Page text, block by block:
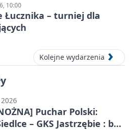
10:00
Łucznika – turniej dla
Kolejne wydarzenia
Puchar Polski:
– GKS Jastrzębie : bez